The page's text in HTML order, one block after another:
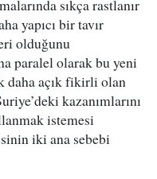
sıkça rastlanır
yapıcı bir tavır
olduğunu
paralel olarak bu yeni
daha açık fikirli olan
kazanımlarını
istemesi
iki ana sebebi